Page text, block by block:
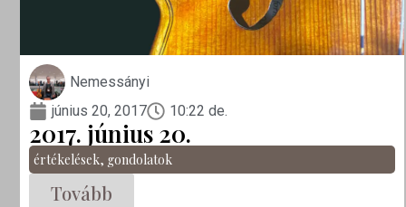
Nemessányi
június 20, 2017
10:22 de.
2017. június 20.
értékelések, gondolatok
Tovább